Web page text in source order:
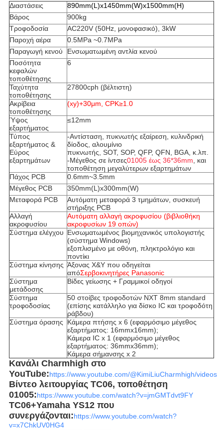
Διαστάσεις
890mm(L)x1450mm(W)x1500mm(H)
Βάρος
900kg
Τροφοδοσία
AC220V (50Hz, μονοφασικό), 3kW
Παροχή αέρα
0.5MPa ~0.7MPa
Παραγωγή κενού
Ενσωματωμένη αντλία κενού
Ποσότητα
κεφαλών
τοποθέτησης
6
Ταχύτητα
τοποθέτησης
27800cph (βέλτιστη)
Ακρίβεια
τοποθέτησης
(xy)+30μm, CPK≥1.0
Ύψος
εξαρτήματος
≤12mm
Τύπος
εξαρτήματος &
Εύρος
εξαρτημάτων
-Αντίσταση, πυκνωτής εξαίρεση, κυλινδρική
δίοδος, αλουμίνιο
πυκνωτής, SOT, SOP, QFP, QFN, BGA, κ.λπ.
-Μέγεθος σε ίντσες01005 έως 36*36mm, και
τοποθέτηση μεγαλύτερων εξαρτημάτων
Πάχος PCB
0.6mm~3.5mm
Μέγεθος PCB
350mm(L)x300mm(W)
Μεταφορά PCB
Αυτόματη μεταφορά 3 τμημάτων, συσκευή
στήριξης PCB
Αλλαγή
ακροφυσίου
Αυτόματη αλλαγή ακροφυσίου (βιβλιοθήκη
ακροφυσίων 19 οπών)
Σύστημα ελέγχου Ενσωματωμένος βιομηχανικός υπολογιστής
(σύστημα Windows)
εξοπλισμένο με οθόνη, πληκτρολόγιο και
ποντίκι
Σύστημα κίνησης Άξονας X&Y που οδηγείται
απόΣερβοκινητήρες Panasonic
Σύστημα
μετάδοσης
Βίδες γείωσης + Γραμμικοί οδηγοί
Σύστημα
τροφοδοσίας
50 στοίβες τροφοδοτών NXT 8mm standard
(επίσης κατάλληλο για δίσκο IC και τροφοδότη
ράβδου)
Σύστημα όρασης
Κάμερα πτήσης x 6 (εφαρμόσιμο μέγεθος
εξαρτήματος: 16mmx16mm);
Κάμερα IC x 1 (εφαρμόσιμο μέγεθος
εξαρτήματος: 36mmx36mm);
Κάμερα σήμανσης x 2
Κανάλι Charmhigh στο
YouTube:https://www.youtube.com/@KimiLiuCharmhigh/videos
Βίντεο λειτουργίας TC06, τοποθέτηση
01005:https://www.youtube.com/watch?v=jmGMTdvt9FY
TC06+Yamaha YS12 που
συνεργάζονται:https://www.youtube.com/watch?
v=x7ChkUV0HG4